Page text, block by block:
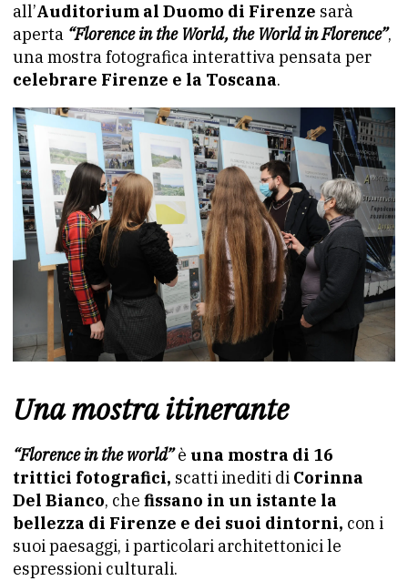
all’Auditorium al Duomo di Firenze sarà
aperta “Florence in the World, the World in Florence”,
una mostra fotografica interattiva pensata per
celebrare Firenze e la Toscana.
Una mostra itinerante
“Florence in the world”è una mostra di 16
trittici fotografici, scatti inediti di Corinna
Del Bianco, che fissano in un istante la
bellezza di Firenze e dei suoi dintorni, con i
suoi paesaggi, i particolari architettonici le
espressioni culturali.